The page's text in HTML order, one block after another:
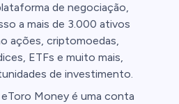
de negociação,
a mais de 3.000 ativos
ações, criptomoedas,
ETFs e muito mais,
de investimento.
Money é uma conta